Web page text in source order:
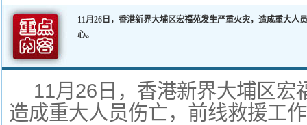
11月26日，香港新界大埔区宏福苑发生严重火灾，造成重大人
心。
11月26日， 香港新界大埔区宏
造成重大人员伤亡，前线救援工